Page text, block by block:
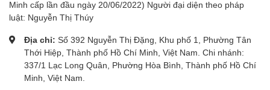
Công suất EIRP (Tối đa): 2.400-2.4835GHz: 19.23dBm
(EIRP)
Đóng gói:
Wireless Router*1
Dây cáp mạng*1
Adapter nguồn*1
Minh cấp lần đầu ngày 20/06/2022) Người đại diện theo pháp
luật: Nguyễn Thị Thúy
Địa chỉ: Số 392 Nguyễn Thị Đặng, Khu phố 1, Phường Tân
Thới Hiệp, Thành phố Hồ Chí Minh, Việt Nam. Chi nhánh:
337/1 Lạc Long Quân, Phường Hòa Bình, Thành phố Hồ Chí
Minh, Việt Nam.